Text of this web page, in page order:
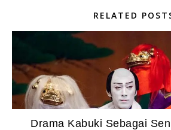
RELATED
Drama Kabuki Sebagai